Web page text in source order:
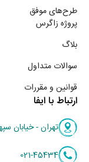
طرح‌های موفق
پروژه زاگرس
بلاگ
سوالات متداول
قوانین و مقررات
ارتباط با ایفا
تهران - خیابان سپهبد
021-45434